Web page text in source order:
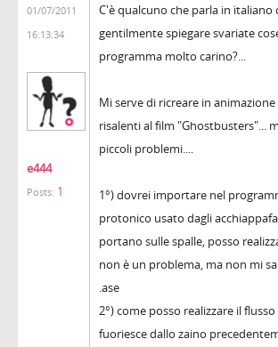
01/07/2011
16:13:34
e444
Posts: 1
C'è qualcuno che parla in italiano
gentilmente spiegare svariate
programma molto carino?...
Mi serve di ricreare in
risalenti al film "Ghostbusters"...
piccoli problemi....
1°) dovrei importare nel
protonico usato dagli
portano sulle spalle, posso
non è un problema, ma non mi
.ase
2°) come posso realizzare il
fuoriesce dallo zaino